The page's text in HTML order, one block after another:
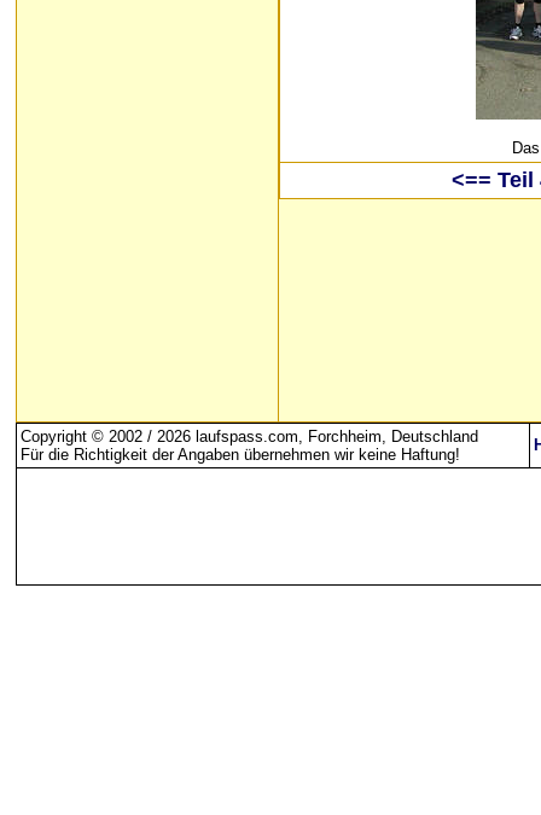
<== Teil
Copyright © 2002 / 2026 laufspass.com, Forchheim, Deutschland
Für die Richtigkeit der Angaben übernehmen wir keine Haftung!